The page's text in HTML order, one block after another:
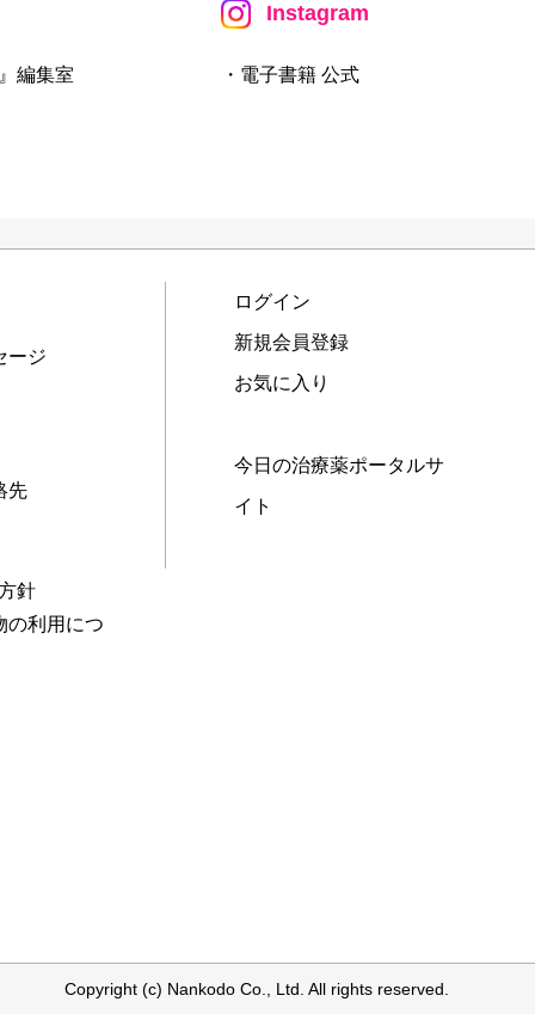
編集室
Instagram
・電子書籍 公式
ージ
先
針
の利用につ
ログイン
新規会員登録
お気に入り
今日の治療薬ポータルサ
イト
Copyright (c) Nankodo Co., Ltd. All rights reserved.